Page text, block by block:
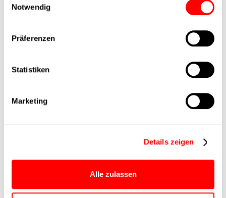
Notwendig
Präferenzen
Statistiken
Marketing
Details zeigen
Alle zulassen
Max. Vorschubkraft
Produktgruppe
max. Vorschubkraft Fx
750N